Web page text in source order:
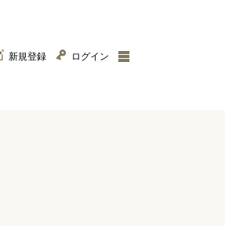
新規登録 ログイン